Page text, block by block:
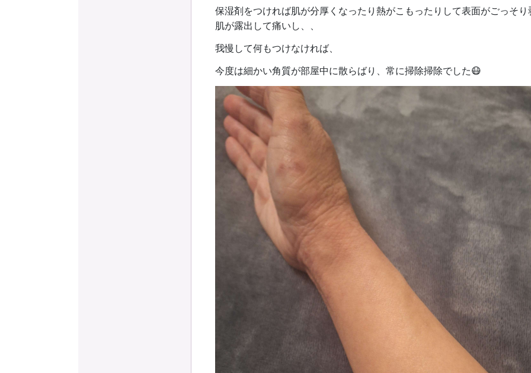
保湿剤をつければ肌が分厚くなったり熱がこもったりして表面がごっそり
肌が露出して痛いし、、
我慢して何もつけなければ、
今度は細かい角質が部屋中に散らばり、常に掃除掃除でした😷